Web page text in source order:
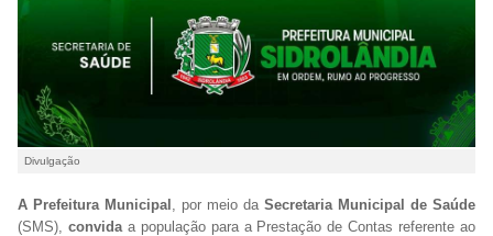
Divulgação
A Prefeitura Municipal , por meio da Secretaria Municipal de Saúde
(SMS), convida a população para a Prestação de Contas referente ao